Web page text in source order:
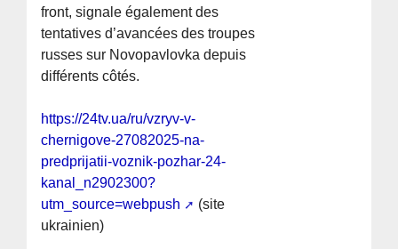
front, signale également des
tentatives d’avancées des troupes
russes sur Novopavlovka depuis
différents côtés.
https://24tv.ua/ru/vzryv-v-
chernigove-27082025-na-
predprijatii-voznik-pozhar-24-
kanal_n2902300?
utm_source=webpush
(site
ukrainien)